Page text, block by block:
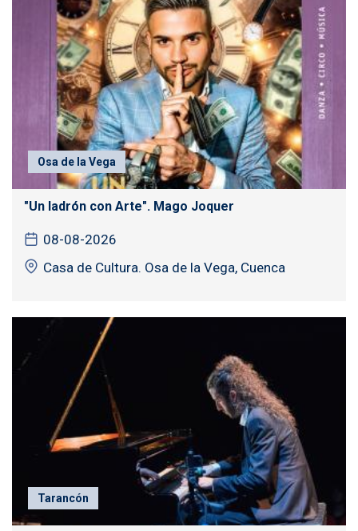
Osa de la Vega
"Un ladrón con Arte". Mago Joquer
08-08-2026
Casa de Cultura. Osa de la Vega, Cuenca
Tarancón